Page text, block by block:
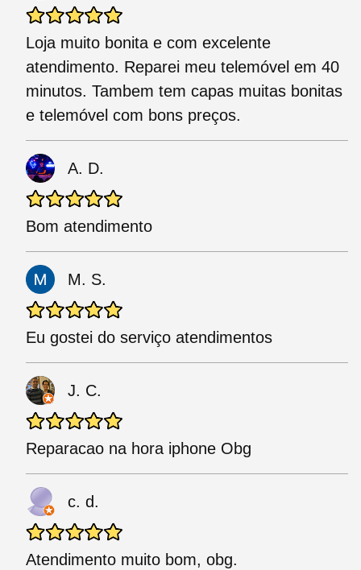
Loja muito bonita e com excelente
atendimento. Reparei meu telemóvel em 40
minutos. Tambem tem capas muitas bonitas
e telemóvel com bons preços.
A. D.
Bom atendimento
M. S.
Eu gostei do serviço atendimentos
J. C.
Reparacao na hora iphone Obg
c. d.
Atendimento muito bom, obg.